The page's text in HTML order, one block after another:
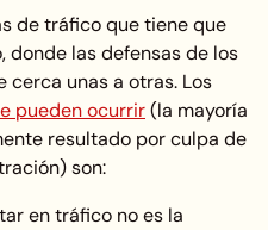
de tráfico que tiene que
donde las defensas de los
unas a otras. Los
pueden ocurrir(la mayoría
resultado por culpa de
son:
en tráfico no es la